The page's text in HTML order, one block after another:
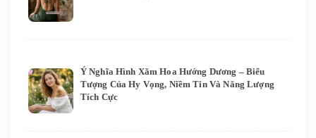
Ý Nghĩa Hình Xăm Hoa Hướng Dương – Biểu
Tượng Của Hy Vọng, Niềm Tin Và Năng Lượng
Tích Cực